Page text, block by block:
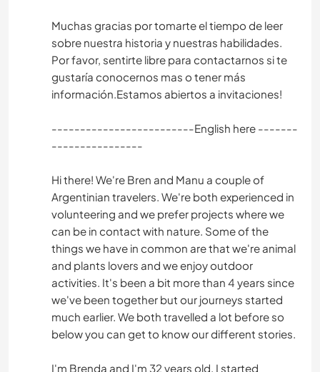
Muchas gracias por tomarte el tiempo de leer
sobre nuestra historia y nuestras habilidades.
Por favor, sentirte libre para contactarnos si te
gustaría conocernos mas o tener más
información.Estamos abiertos a invitaciones!
-------------------------English here -------
----------------
Hi there! We're Bren and Manu a couple of
Argentinian travelers. We're both experienced in
volunteering and we prefer projects where we
can be in contact with nature. Some of the
things we have in common are that we're animal
and plants lovers and we enjoy outdoor
activities. It's been a bit more than 4 years since
we've been together but our journeys started
much earlier. We both travelled a lot before so
below you can get to know our different stories.
I'm Brenda and I'm 32 years old. I started